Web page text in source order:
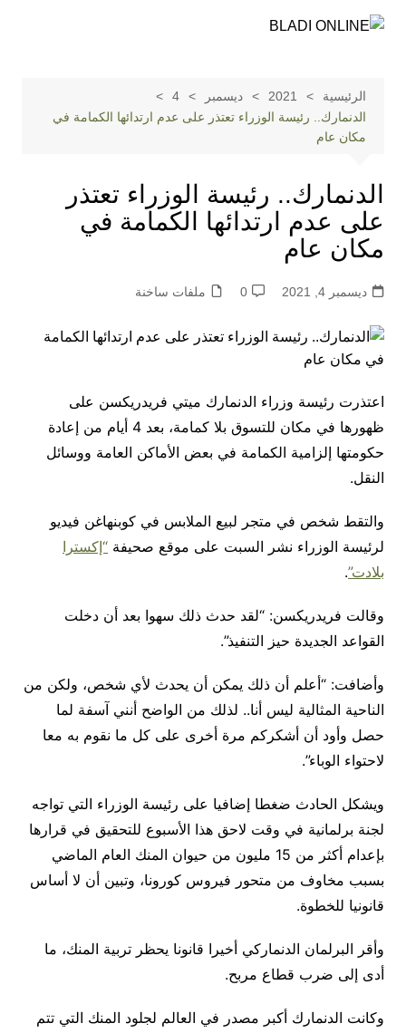
الرئيسية 2021 ديسمبر
4
الدنمارك.. رئيسة الوزراء تعتذر على عدم ارتدائها الكمامة في
مكان عام
الدنمارك.. رئيسة الوزراء تعتذر
على عدم ارتدائها الكمامة في
مكان عام
ديسمبر 4, 2021 0 ملفات ساخنة
اعتذرت رئيسة وزراء الدنمارك ميتي فريدريكسن على
ظهورها في مكان للتسوق بلا كمامة، بعد 4 أيام من إعادة
حكومتها إلزامية الكمامة في بعض الأماكن العامة ووسائل
النقل.
والتقط شخص في متجر لبيع الملابس في كوبنهاغن فيديو
لرئيسة الوزراء نشر السبت على موقع صحيفة “إكسترا
بلادت”.
وقالت فريدريكسن: “لقد حدث ذلك سهوا بعد أن دخلت
القواعد الجديدة حيز التنفيذ”.
وأضافت: “أعلم أن ذلك يمكن أن يحدث لأي شخص، ولكن من
الناحية المثالية ليس أنا.. لذلك من الواضح أنني آسفة لما
حصل وأود أن أشكركم مرة أخرى على كل ما نقوم به معا
لاحتواء الوباء”.
ويشكل الحادث ضغطا إضافيا على رئيسة الوزراء التي تواجه
لجنة برلمانية في وقت لاحق هذا الأسبوع للتحقيق في قرارها
بإعدام أكثر من 15 مليون من حيوان المنك العام الماضي
بسبب مخاوف من متحور فيروس كورونا، وتبين أن لا أساس
قانونيا للخطوة.
وأقر البرلمان الدنماركي أخيرا قانونا يحظر تربية المنك، ما
أدى إلى ضرب قطاع مربح.
وكانت الدنمارك أكبر مصدر في العالم لجلود المنك التي تتم